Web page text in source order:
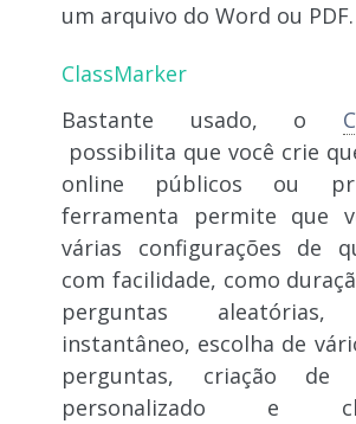
um arquivo do Word ou PDF.
ClassMarker
Bastante usado, o
possibilita que você crie
online públicos ou
ferramenta permite que
várias configurações de
com facilidade, como
perguntas aleatórias,
instantâneo, escolha de
perguntas, criação de
personalizado e